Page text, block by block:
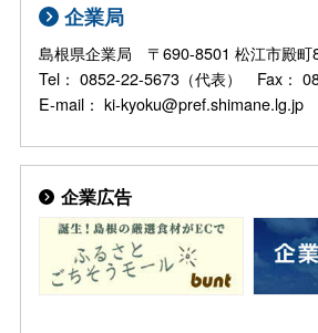
企業局
島根県企業局 〒690-8501 松江市殿町
Tel： 0852-22-5673（代表） Fax：
E-mail： ki-kyoku@pref.shimane.lg.jp
企業広告